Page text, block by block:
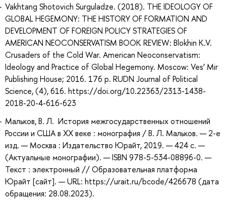
Vakhtang Shotovich Surguladze. (2018). THE IDEOLOGY OF
GLOBAL HEGEMONY: THE HISTORY OF FORMATION AND
DEVELOPMENT OF FOREIGN POLICY STRATEGIES OF
AMERICAN NEOCONSERVATISM BOOK REVIEW: Blokhin K.V.
Crusaders of the Cold War. American Neoconservatism:
Ideology and Practice of Global Hegemony. Moscow: Ves’ Mir
Publishing House; 2016. 176 p. RUDN Journal of Political
Science, (4), 616. https://doi.org/10.22363/2313-1438-
2018-20-4-616-623
Мальков, В. Л. История межгосударственных отношений
России и США в ХХ веке : монография / В. Л. Мальков. — 2-е
изд. — Москва : Издательство Юрайт, 2019. — 424 с. —
(Актуальные монографии). — ISBN 978-5-534-08896-0. —
Текст : электронный // Образовательная платформа
Юрайт [сайт]. — URL: https://urait.ru/bcode/426678 (дата
обращения: 28.08.2023).